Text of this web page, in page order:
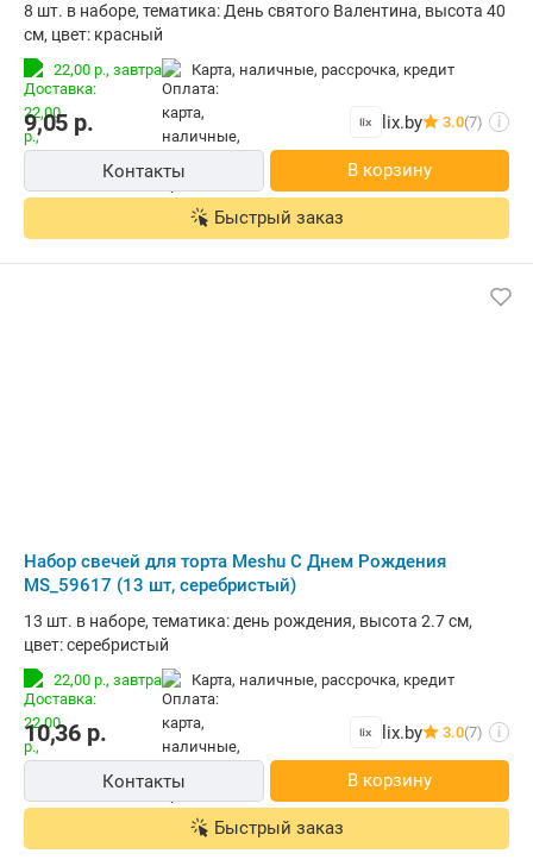
8 шт. в наборе, тематика: День святого Валентина, высота 40
см, цвет: красный
22,00 р., завтра карта, наличные, рассрочка, кредит
9,05 р. lix.by 3.0(7) i
Контакты В корзину
Быстрый заказ
Набор свечей для торта Meshu С Днем Рождения
MS_59617 (13 шт, серебристый)
13 шт. в наборе, тематика: день рождения, высота 2.7 см,
цвет: серебристый
22,00 р., завтра карта, наличные, рассрочка, кредит
10,36 р. lix.by 3.0(7) i
Контакты В корзину
Быстрый заказ